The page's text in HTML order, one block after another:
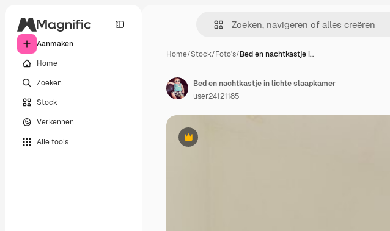
Aanmaken
Home
Zoeken
Stock
Verkennen
Alle tools
Home/Stock/Foto's/Bed en nachtkastje i…
Premium
Bed en nachtkastje in lichte slaapkamer
user24121185